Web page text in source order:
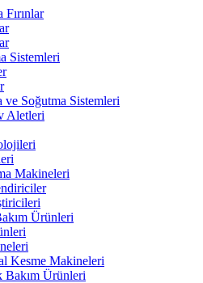
Sistemleri
ve Soğutma Sistemleri
Aletleri
Makineleri
Ürünleri
Kesme Makineleri
Bakım Ürünleri